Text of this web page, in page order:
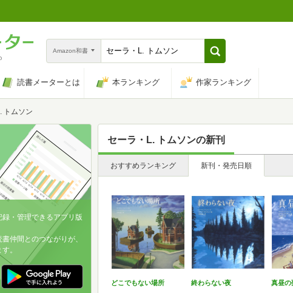
Amazon和書
読書メーターとは 本ランキング 作家ランキング
トムソン
セーラ・L. トムソンの新刊
おすすめランキング 新刊・発売日順
どこでもない場所 終わらない夜 真昼の
・管理できるアプリ版
仲間とのつながりが、
。